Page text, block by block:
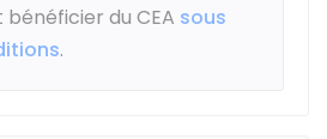
du CEA sous
.